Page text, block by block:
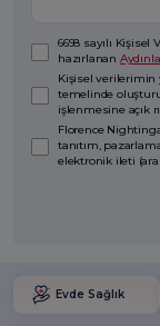
6698 sayılı
hazırlanan
Kişisel verilerimin
temelinde
işlenmesine açık
Florence
tanıtım,
elektronik ileti
Evde Sağlık